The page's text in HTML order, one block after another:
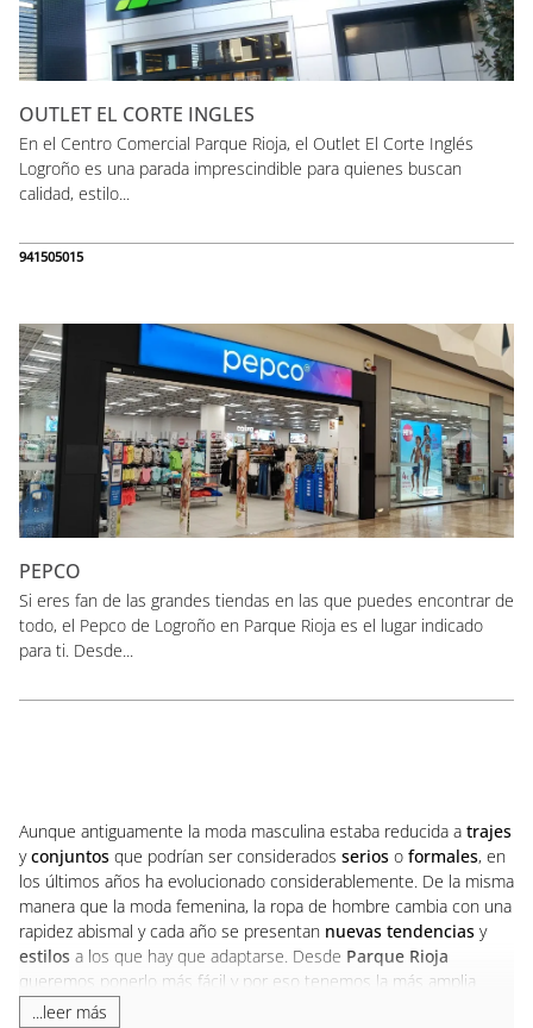
OUTLET EL CORTE INGLES
En el Centro Comercial Parque Rioja, el Outlet El Corte Inglés
Logroño es una parada imprescindible para quienes buscan
calidad, estilo...
941505015
PEPCO
Si eres fan de las grandes tiendas en las que puedes encontrar de
todo, el Pepco de Logroño en Parque Rioja es el lugar indicado
para ti. Desde...
Aunque antiguamente la moda masculina estaba reducida a trajes
yconjuntos que podrían ser considerados serios o formales, en
los últimos años ha evolucionado considerablemente. De la misma
manera que la moda femenina, la ropa de hombre cambia con una
rapidez abismal y cada año se presentan nuevas tendencias y
estilos a los que hay que adaptarse. Desde Parque Rioja
queremos ponerlo más fácil y por eso tenemos la más amplia
variedad de tiendas de ropa de hombre de Logroño.
...leer más